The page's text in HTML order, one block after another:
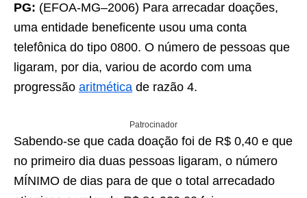
PG: (EFOA-MG–2006) Para arrecadar doações,
uma entidade beneficente usou uma conta
telefônica do tipo 0800. O número de pessoas que
ligaram, por dia, variou de acordo com uma
progressão aritmética de razão 4.
Patrocinador
Sabendo-se que cada doação foi de R$ 0,40 e que
no primeiro dia duas pessoas ligaram, o número
MÍNIMO de dias para de que o total arrecadado